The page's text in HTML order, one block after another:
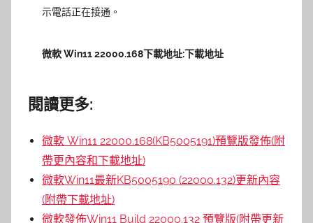
示電話正在接通。
微軟 Win11 22000.168下載地址:下載地址
閱讀更多:
微軟 Win11 22000.168(KB5005191)預覽版發佈(附
帶更內容和下載地址)
微軟Win11最新KB5005190 (22000.132)更新內容
(附帶下載地址)
微軟發佈Win11 Build 22000.132 預覽版(附帶更新